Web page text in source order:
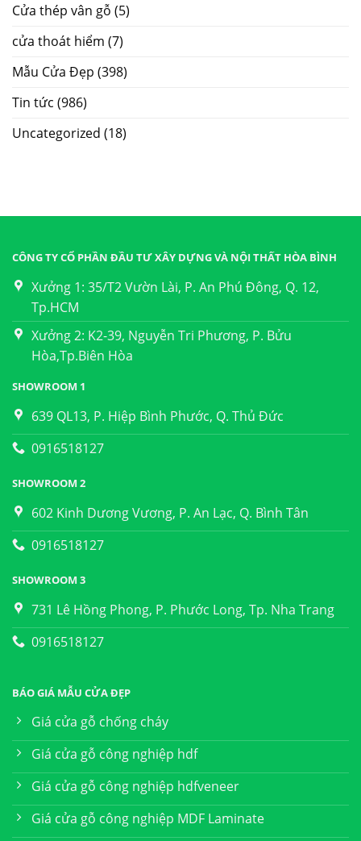
Cửa thép vân gỗ (5)
cửa thoát hiểm (7)
Mẫu Cửa Đẹp (398)
Tin tức (986)
Uncategorized (18)
CÔNG TY CỔ PHẦN ĐẦU TƯ XÂY DỰNG VÀ NỘI THẤT HÒA BÌNH
Xưởng 1: 35/T2 Vườn Lài, P. An Phú Đông, Q. 12,
Tp.HCM
Xưởng 2: K2-39, Nguyễn Tri Phương, P. Bửu
Hòa,Tp.Biên Hòa
SHOWROOM 1
639 QL13, P. Hiệp Bình Phước, Q. Thủ Đức
0916518127
SHOWROOM 2
602 Kinh Dương Vương, P. An Lạc, Q. Bình Tân
0916518127
SHOWROOM 3
731 Lê Hồng Phong, P. Phước Long, Tp. Nha Trang
0916518127
BÁO GIÁ MẪU CỬA ĐẸP
Giá cửa gỗ chống cháy
Giá cửa gỗ công nghiệp hdf
Giá cửa gỗ công nghiệp hdfveneer
Giá cửa gỗ công nghiệp MDF Laminate